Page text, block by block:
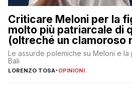
Criticare Meloni per la
molto più patriarcale di
(oltreché un clamoroso
Le assurde polemiche su Meloni e
Bali
LORENZO TOSA-OPINIONI